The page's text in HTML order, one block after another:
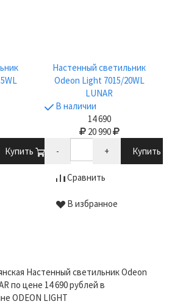
Купить
Настенный светильник
Odeon Light 7015/20WL
LUNAR
В наличии
14 690
20 990
-
+ Купить
Сравнить
В избранное
Настенный светильник Odeon
по цене 14 690 рублей в
ODEON LIGHT